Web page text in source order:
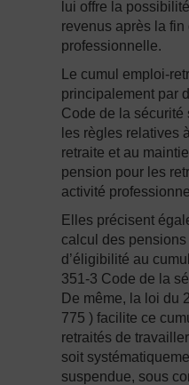
lui offre la
revenus après la fin
professionnelle.
Le cumul emploi-
principalement par
Code de la
les règles relatives
retraite et au
pension pour les
activité
Elles précisent
calcul des
d’éligibilité au
351-3 Code de la
De même, la loi du
775 ) facilite ce
retraités de
soit
suspendue, sous